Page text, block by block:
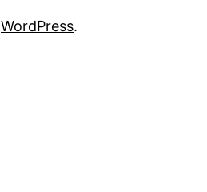
WordPress.